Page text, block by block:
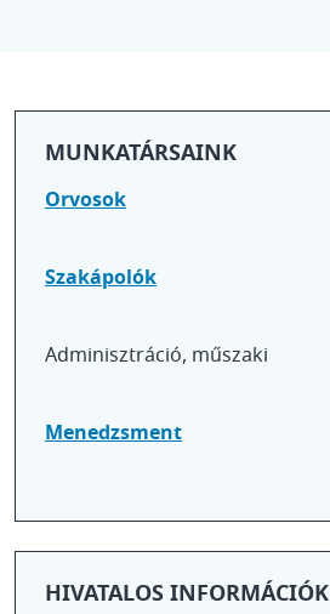
MUNKATÁRSAINK
Orvosok
Szakápolók
Adminisztráció, műszaki
Menedzsment
HIVATALOS INFORMÁCIÓK